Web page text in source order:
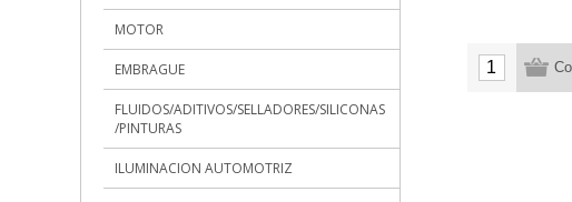
MOTOR
EMBRAGUE
FLUIDOS/ADITIVOS/SELLADORES/SILICONAS
/PINTURAS
ILUMINACION AUTOMOTRIZ